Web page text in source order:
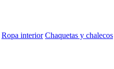
Ropa interior Chaquetas y chalecos